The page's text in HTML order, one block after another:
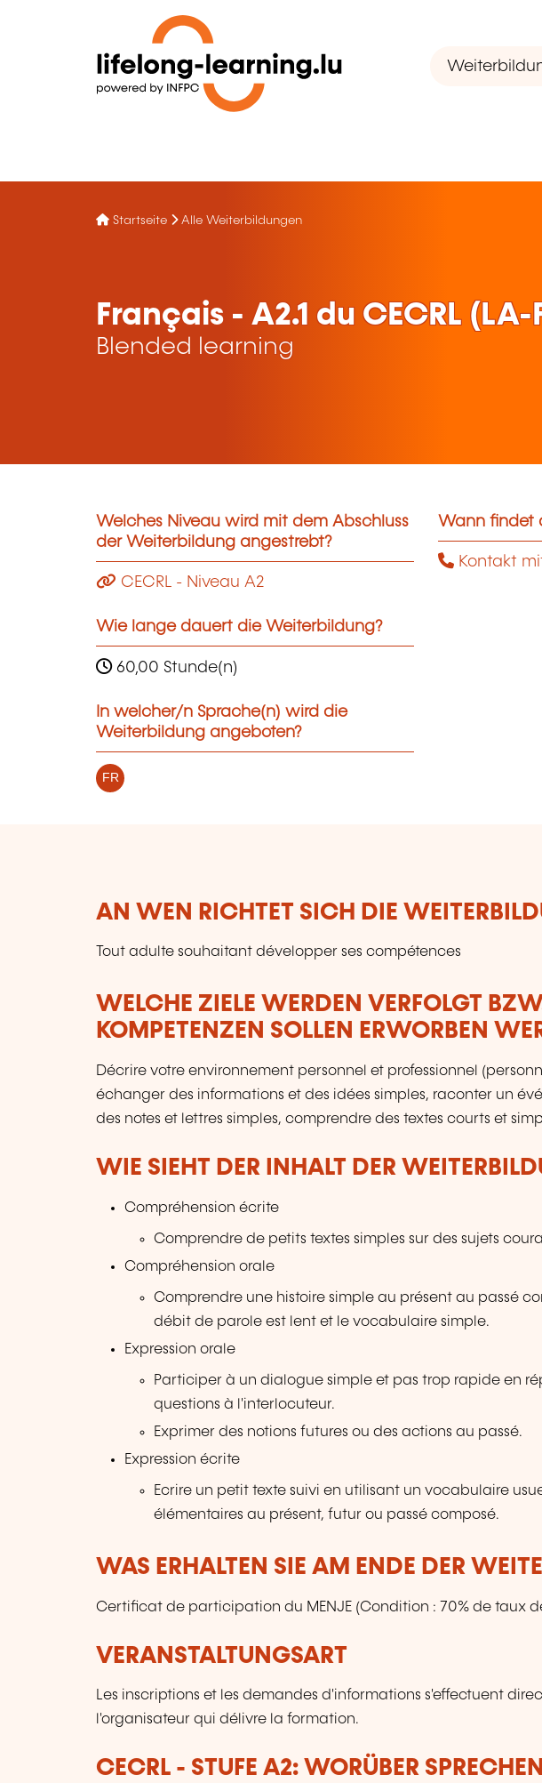
Startseite Alle Weiterbildungen
Français - A2.1 du CECRL (LA-
Blended learning
Welches Niveau wird mit dem Abschluss
der Weiterbildung angestrebt?
CECRL - Niveau A2
Wie lange dauert die Weiterbildung?
60,00 Stunde(n)
In welcher/n Sprache(n) wird die
Weiterbildung angeboten?
FR
Wann findet
Kontakt
AN WEN RICHTET SICH DIE
Tout adulte souhaitant développer ses compétences
WELCHE ZIELE WERDEN VERFOLGT
KOMPETENZEN SOLLEN ERWORBEN
Décrire votre environnement personnel et professionnel
échanger des informations et des idées simples, raconter un
des notes et lettres simples, comprendre des textes courts et
WIE SIEHT DER INHALT DER
Compréhension écrite
Comprendre de petits textes simples sur des sujets
Compréhension orale
Comprendre une histoire simple au présent au passé
débit de parole est lent et le vocabulaire simple.
Expression orale
Participer à un dialogue simple et pas trop rapide en
questions à l'interlocuteur.
Exprimer des notions futures ou des actions au passé.
Expression écrite
Ecrire un petit texte suivi en utilisant un vocabulaire
élémentaires au présent, futur ou passé composé.
WAS ERHALTEN SIE AM ENDE DER
Certificat de participation du MENJE (Condition : 70% de taux
VERANSTALTUNGSART
Les inscriptions et les demandes d'informations s'effectuent
l'organisateur qui délivre la formation.
CECRL - STUFE A2: WORÜBER